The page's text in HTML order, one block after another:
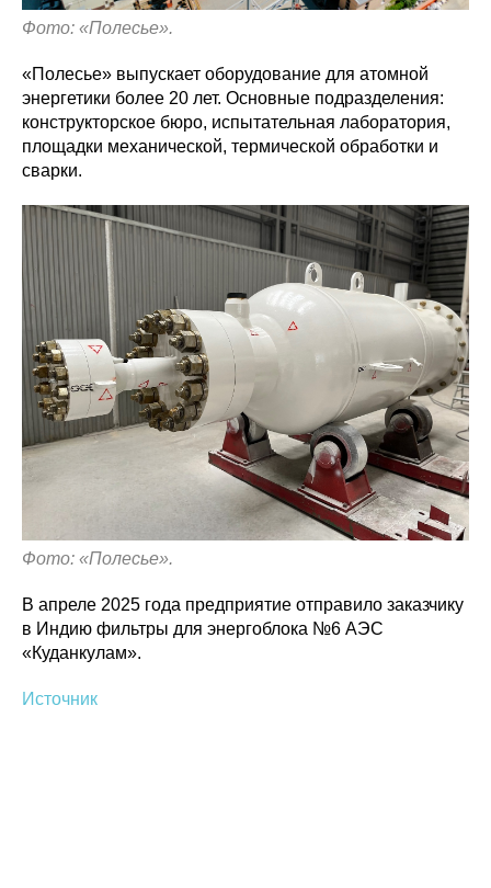
Фото: «Полесье».
«Полесье» выпускает оборудование для атомной
энергетики более 20 лет. Основные подразделения:
конструкторское бюро, испытательная лаборатория,
площадки механической, термической обработки и
сварки.
Фото: «Полесье».
В апреле 2025 года предприятие отправило заказчику
в Индию фильтры для энергоблока №6 АЭС
«Куданкулам».
Источник
© 2015-2026 НАУРР. Все права защищены. При использовании материалов
ссылка на ROBOTUNION.RU — обязательна
Политика конфиденциальности
При использовании материалов ссылка на ROBOTUNION.RU — обязательна